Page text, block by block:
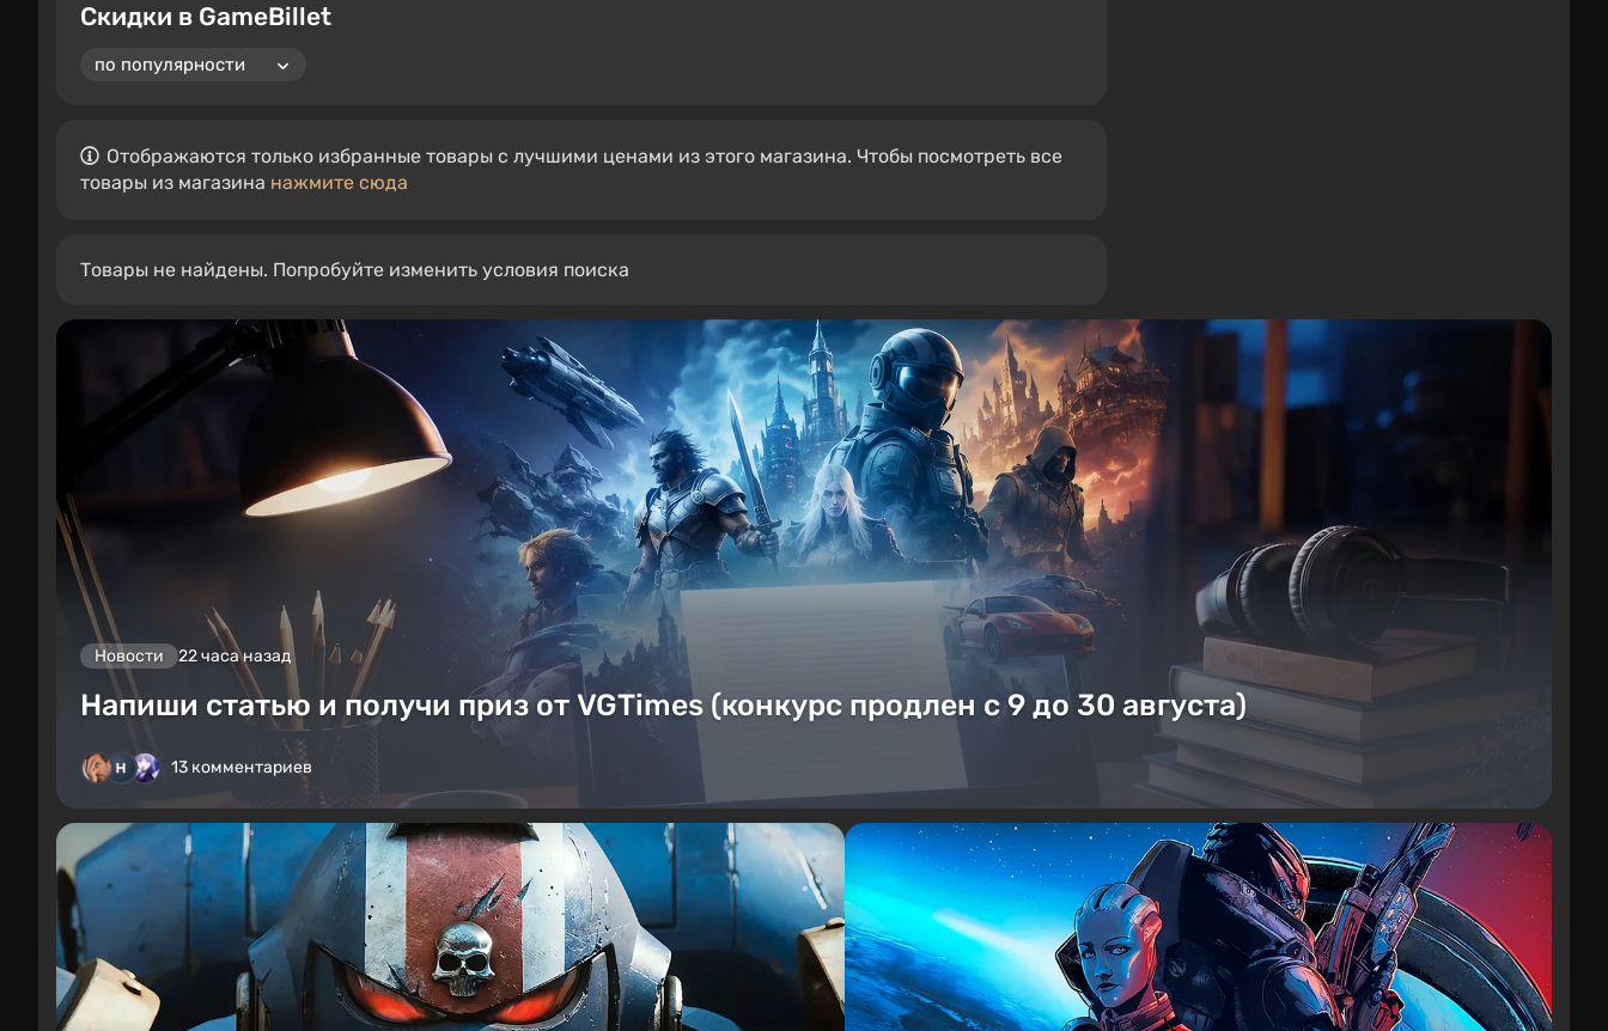
Скидки в GameBillet
Отображаются только избранные товары с лучшими ценами из этого магазина. Чтобы посмотреть все
товары из магазина нажмите сюда
Товары не найдены. Попробуйте изменить условия поиска
Новости 22 часа назад
Напиши статью и получи приз от VGTimes (конкурс продлен с 9 до 30 августа)
13 комментариев